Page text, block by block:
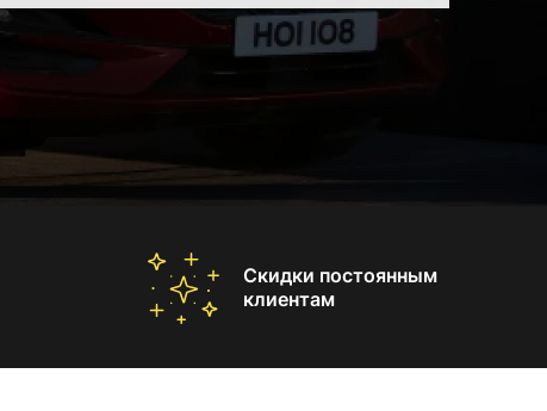
Скидки постоянным
клиентам